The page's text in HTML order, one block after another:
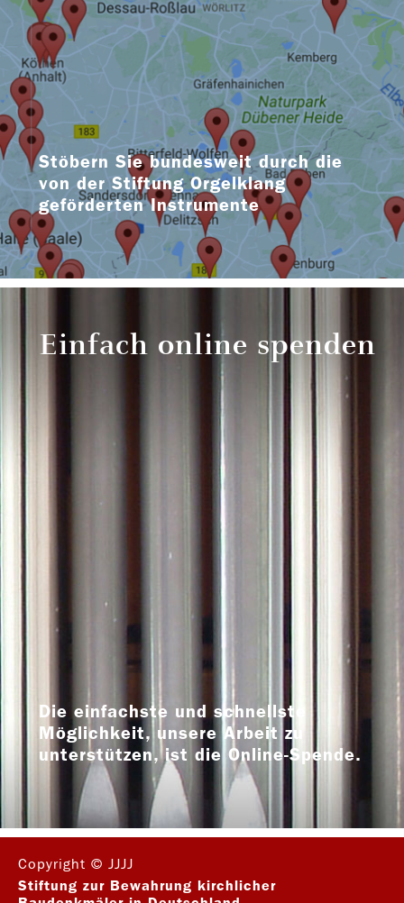
Stöbern Sie bundesweit durch die
von der Stiftung Orgelklang
geförderten Instrumente
Einfach online spenden
Die einfachste und schnellste
Möglichkeit, unsere Arbeit zu
unterstützen, ist die Online-Spende.
Copyright © JJJJ
Stiftung zur Bewahrung kirchlicher